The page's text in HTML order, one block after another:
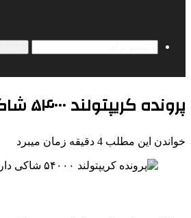
پرونده کریپتولند ۵۴۰۰۰ شاکی دارد
خواندن این مطلب 4 دقیقه زمان میبرد